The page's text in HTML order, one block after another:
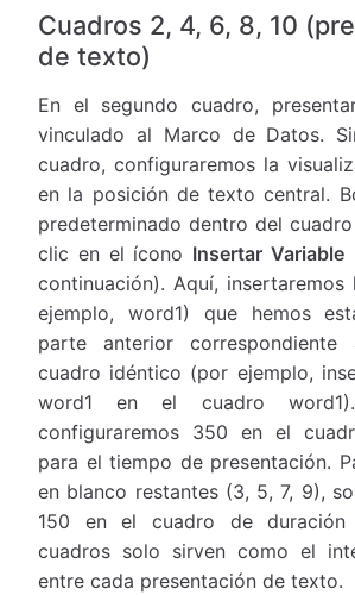
Cuadros 2, 4, 6, 8, 10
de texto)
En el segundo cuadro,
vinculado al Marco de Datos.
cuadro, configuraremos la
en la posición de texto central.
predeterminado dentro del
clic en el ícono Insertar Variable
continuación). Aquí,
ejemplo, word1) que hemos
parte anterior
cuadro idéntico (por ejemplo,
word1 en el cuadro
configuraremos 350 en el
para el tiempo de presentación.
en blanco restantes (3, 5, 7, 9),
150 en el cuadro de
cuadros solo sirven como el
entre cada presentación de texto.